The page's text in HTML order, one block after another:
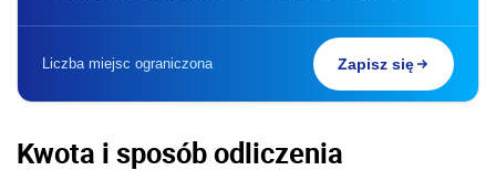
Liczba miejsc ograniczona Zapisz się
Kwota i sposób odliczenia